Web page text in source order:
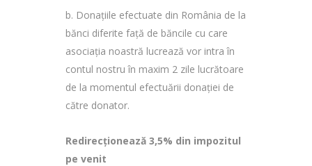
b. Donațiile efectuate din România de la
bănci diferite față de băncile cu care
asociația noastră lucrează vor intra în
contul nostru în maxim 2 zile lucrătoare
de la momentul efectuării donației de
către donator.
Redirecționează 3,5% din impozitul
pe venit